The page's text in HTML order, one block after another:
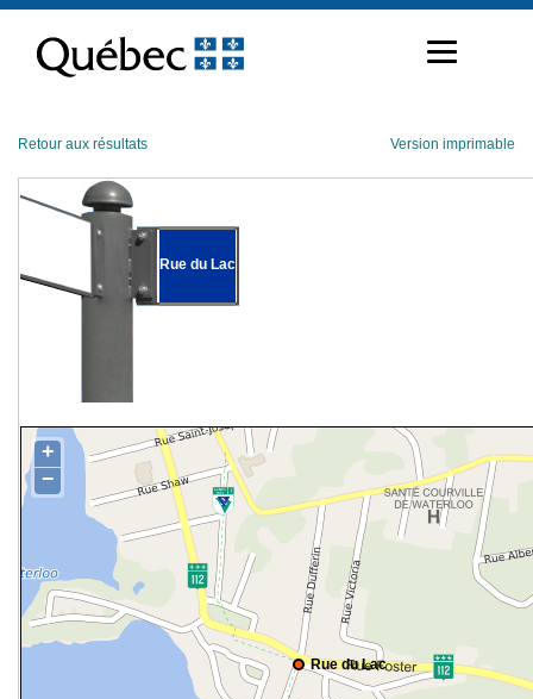
contenu
Retour aux résultats Version imprimable
Rue du Lac
Rue du Lac
+
−